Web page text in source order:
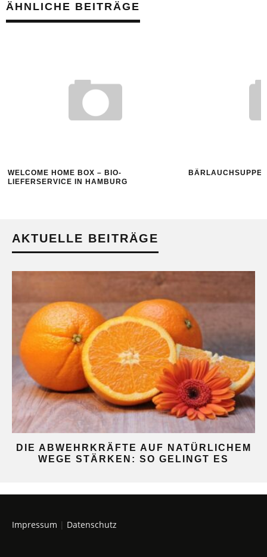
ÄHNLICHE BEITRÄGE
WELCOME HOME BOX – BIO-
LIEFERSERVICE IN HAMBURG
BÄRLAUCHSUPPE
AKTUELLE BEITRÄGE
DIE ABWEHRKRÄFTE AUF NATÜRLICHEM
WEGE STÄRKEN: SO GELINGT ES
Impressum | Datenschutz